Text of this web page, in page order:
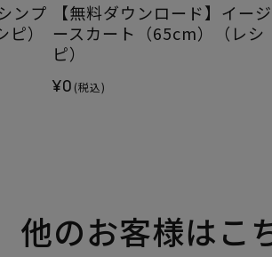
ンプ
）
【無料ダウンロード】イージ
ースカート（65cm）（レシ
ピ）
¥0 (税込)
他のお客様はこ